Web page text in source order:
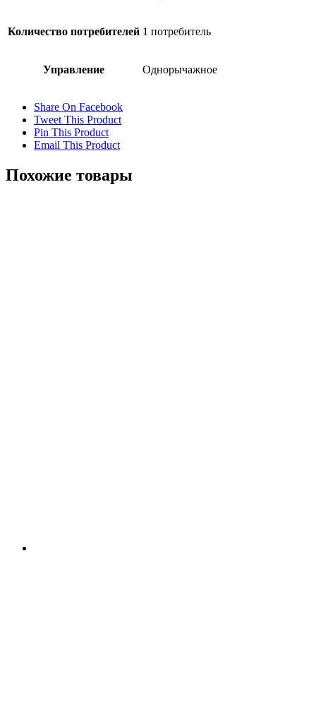
Количество потребителей 1 потребитель
Управление Однорычажное
Share On Facebook
Tweet This Product
Pin This Product
Email This Product
Похожие товары